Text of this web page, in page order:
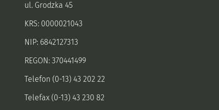
ul. Grodzka 45
KRS: 0000021043
NIP: 6842127313
REGON: 370441499
Telefon (0-13) 43 202 22
Telefax (0-13) 43 230 82